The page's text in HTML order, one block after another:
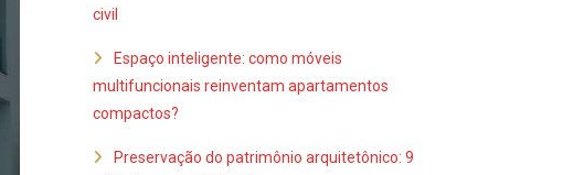
civil
Espaço inteligente: como móveis
multifuncionais reinventam apartamentos
compactos?
Preservação do patrimônio arquitetônico: 9